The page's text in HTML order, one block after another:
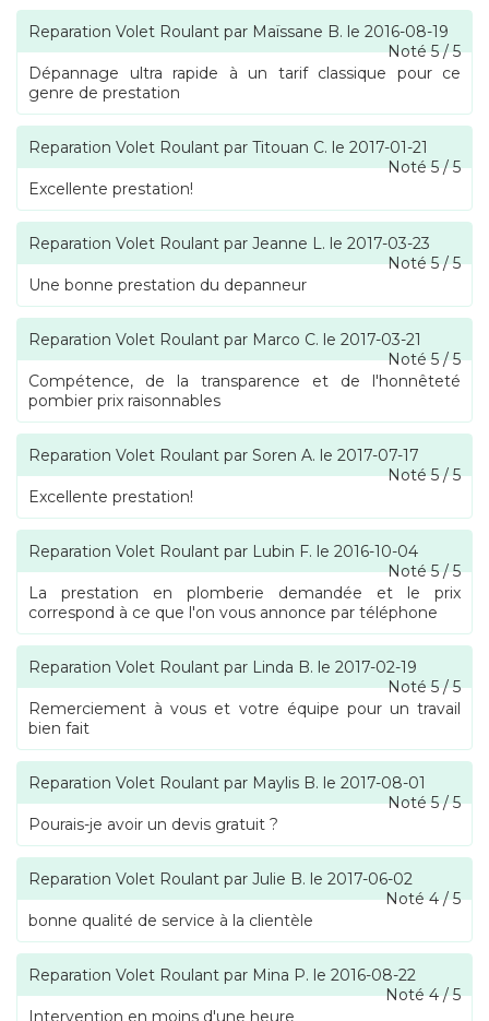
Reparation Volet Roulant par Maïssane B. le 2016-08-19
Noté5/5
Dépannage ultra rapide à un tarif classique pour ce
genre de prestation
Reparation Volet Roulant par Titouan C. le 2017-01-21
Noté5/5
Excellente prestation!
Reparation Volet Roulant par Jeanne L. le 2017-03-23
Noté5/5
Une bonne prestation du depanneur
Reparation Volet Roulant par Marco C. le 2017-03-21
Noté5/5
Compétence, de la transparence et de l'honnêteté
pombier prix raisonnables
Reparation Volet Roulant par Soren A. le 2017-07-17
Noté5/5
Excellente prestation!
Reparation Volet Roulant par Lubin F. le 2016-10-04
Noté5/5
La prestation en plomberie demandée et le prix
correspond à ce que l'on vous annonce par téléphone
Reparation Volet Roulant par Linda B. le 2017-02-19
Noté5/5
Remerciement à vous et votre équipe pour un travail
bien fait
Reparation Volet Roulant par Maylis B. le 2017-08-01
Noté5/5
Pourais-je avoir un devis gratuit ?
Reparation Volet Roulant par Julie B. le 2017-06-02
Noté4/5
bonne qualité de service à la clientèle
Reparation Volet Roulant par Mina P. le 2016-08-22
Noté4/5
Intervention en moins d'une heure